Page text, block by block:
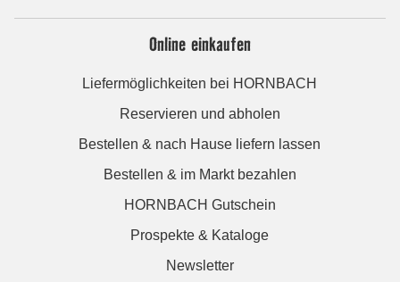
Online einkaufen
Liefermöglichkeiten bei HORNBACH
Reservieren und abholen
Bestellen & nach Hause liefern lassen
Bestellen & im Markt bezahlen
HORNBACH Gutschein
Prospekte & Kataloge
Newsletter